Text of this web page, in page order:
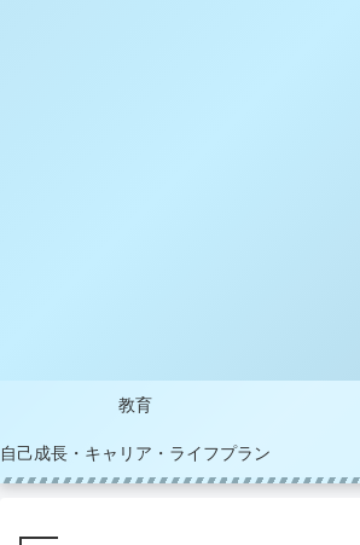
教育
自己成長・キャリア・ライフプラン